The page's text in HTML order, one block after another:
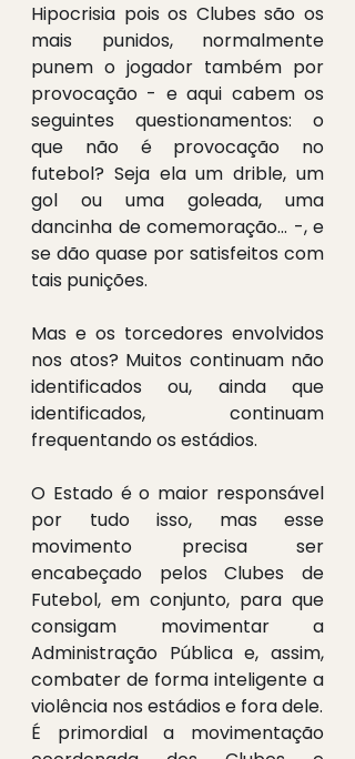
Hipocrisia pois os Clubes são os
mais punidos, normalmente
punem o jogador também por
provocação - e aqui cabem os
seguintes questionamentos: o
que não é provocação no
futebol? Seja ela um drible, um
gol ou uma goleada, uma
dancinha de comemoração... -, e
se dão quase por satisfeitos com
tais punições.
Mas e os torcedores envolvidos
nos atos? Muitos continuam não
identificados ou, ainda que
identificados, continuam
frequentando os estádios.
O Estado é o maior responsável
por tudo isso, mas esse
movimento precisa ser
encabeçado pelos Clubes de
Futebol, em conjunto, para que
consigam movimentar a
Administração Pública e, assim,
combater de forma inteligente a
violência nos estádios e fora dele.
É primordial a movimentação